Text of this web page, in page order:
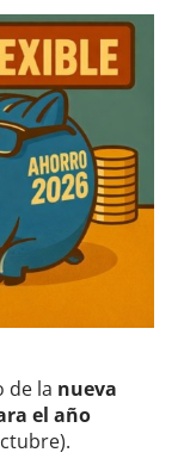
de la nueva
el año